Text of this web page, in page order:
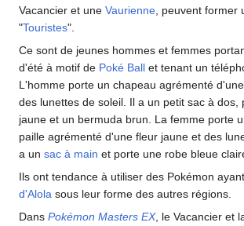
Vacancier et une Vaurienne , peuvent
"Touristes".
Ce sont de jeunes hommes et femmes
d'été à motif de Poké Ball et tenant un
L'homme porte un chapeau agrémenté
des lunettes de soleil. Il a un petit sac à dos,
jaune et un bermuda brun. La femme porte
paille agrémenté d'une fleur jaune et des
a un sac à main et porte une robe bleue
Ils ont tendance à utiliser des Pokémon
d'Alola sous leur forme des autres régions.
Dans Pokémon Masters EX, le Vacancier et